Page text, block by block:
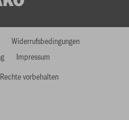
vorbehalten
Widerrufsbedingungen
Impressum